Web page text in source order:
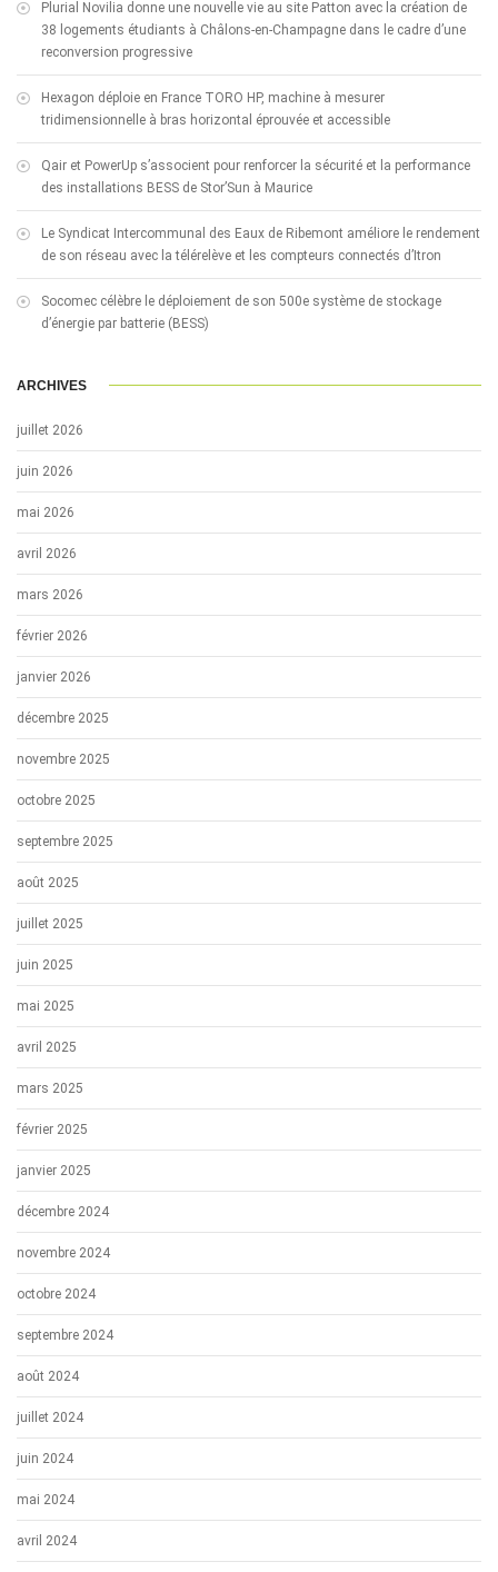
Plurial Novilia donne une nouvelle vie au site Patton avec la création de
38 logements étudiants à Châlons-en-Champagne dans le cadre d’une
reconversion progressive
Hexagon déploie en France TORO HP, machine à mesurer
tridimensionnelle à bras horizontal éprouvée et accessible
Qair et PowerUp s’associent pour renforcer la sécurité et la performance
des installations BESS de Stor’Sun à Maurice
Le Syndicat Intercommunal des Eaux de Ribemont améliore le rendement
de son réseau avec la télérelève et les compteurs connectés d’Itron
Socomec célèbre le déploiement de son 500e système de stockage
d’énergie par batterie (BESS)
ARCHIVES
juillet 2026
juin 2026
mai 2026
avril 2026
mars 2026
février 2026
janvier 2026
décembre 2025
novembre 2025
octobre 2025
septembre 2025
août 2025
juillet 2025
juin 2025
mai 2025
avril 2025
mars 2025
février 2025
janvier 2025
décembre 2024
novembre 2024
octobre 2024
septembre 2024
août 2024
juillet 2024
juin 2024
mai 2024
avril 2024